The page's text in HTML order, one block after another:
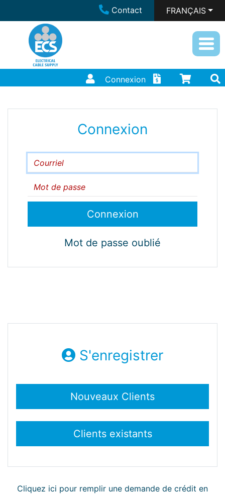
Contact FRANÇAIS
Connexion
Connexion
Courriel
Mot de passe
Mot de passe oublié
S'enregistrer
Cliquez ici pour remplir une demande de crédit en